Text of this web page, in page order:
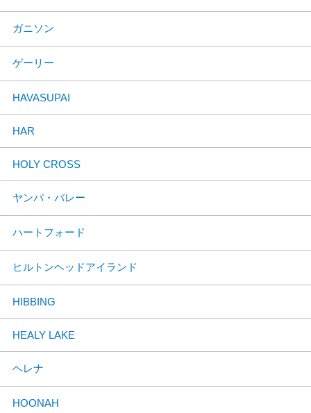
ガニソン
ゲーリー
HAVASUPAI
HAR
HOLY CROSS
ヤンパ・バレー
ハートフォード
ヒルトンヘッドアイランド
HIBBING
HEALY LAKE
ヘレナ
HOONAH